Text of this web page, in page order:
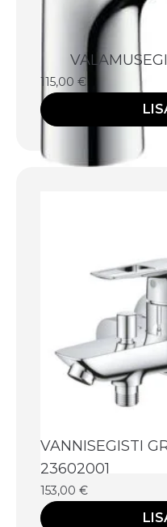
115,00 €
VANNISEGISTI
23602001
153,00 €